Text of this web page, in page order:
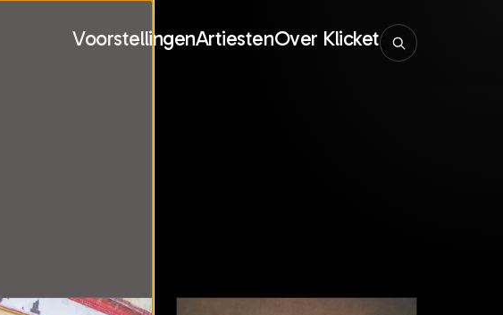
VoorstellingenArtiestenOver Klicket